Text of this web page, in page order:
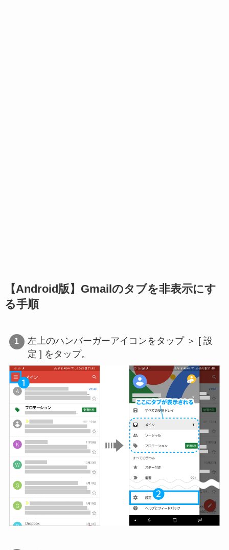
【Android版】Gmailのタブを非表示にす
る手順
左上のハンバーガーアイコンをタップ ＞ [ 設
定 ] をタップ。